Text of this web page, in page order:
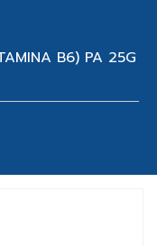
B6) PA 25G